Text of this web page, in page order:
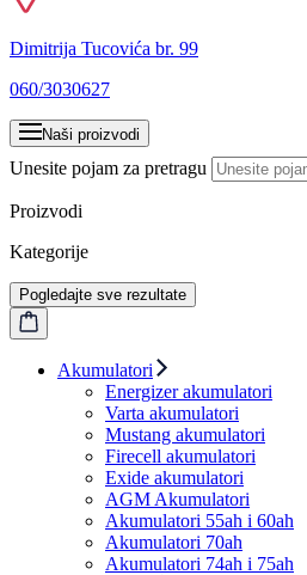
Dimitrija Tucovića br. 99
060/3030627
Naši proizvodi
Unesite pojam za pretragu
Proizvodi
Kategorije
Pogledajte sve rezultate
Akumulatori
Energizer akumulatori
Varta akumulatori
Mustang akumulatori
Firecell akumulatori
Exide akumulatori
AGM Akumulatori
Akumulatori 55ah i 60ah
Akumulatori 70ah
Akumulatori 74ah i 75ah